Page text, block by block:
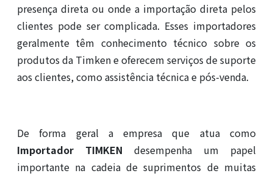
presença direta ou onde a importação direta pelos
clientes pode ser complicada. Esses importadores
geralmente têm conhecimento técnico sobre os
produtos da Timken e oferecem serviços de suporte
aos clientes, como assistência técnica e pós-venda.
De forma geral a empresa que atua como
Importador TIMKEN desempenha um papel
importante na cadeia de suprimentos de muitas